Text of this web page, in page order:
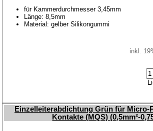
für Kammerdurchmesser 3,45mm
Länge: 8,5mm
Material: gelber Silikongummi
inkl.
Einzelleiterabdichtung Grün für Micro-
Kontakte (MQS) (0,5mm²-